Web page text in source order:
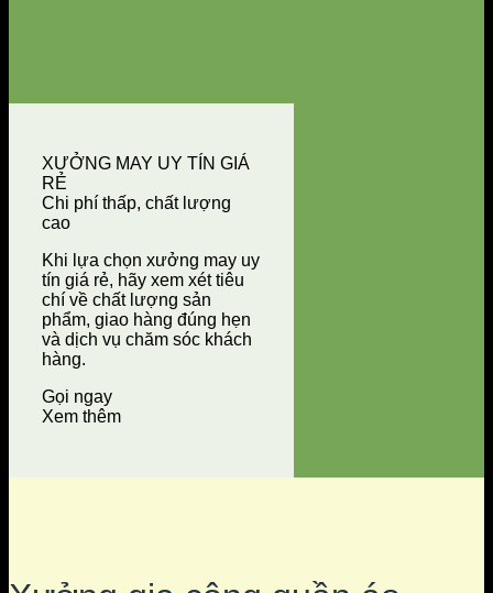
XƯỞNG MAY UY TÍN GIÁ
RẺ
Chi phí thấp, chất lượng
cao
Khi lựa chọn xưởng may uy
tín giá rẻ, hãy xem xét tiêu
chí về chất lượng sản
phẩm, giao hàng đúng hẹn
và dịch vụ chăm sóc khách
hàng.
Gọi ngay
Xem thêm